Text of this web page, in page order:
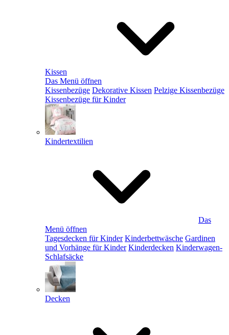
Kissen
Das Menü öffnen
Kissenbezüge Dekorative Kissen Pelzige Kissenbezüge
Kissenbezüge für Kinder
Kindertextilien
Das
Menü öffnen
Tagesdecken für Kinder Kinderbettwäsche Gardinen
und Vorhänge für Kinder Kinderdecken Kinderwagen-
Schlafsäcke
Decken